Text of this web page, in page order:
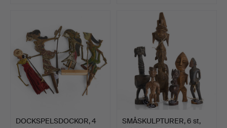
DOCKSPELSDOCKOR, 4
SMÅSKULPTURER, 6 st,